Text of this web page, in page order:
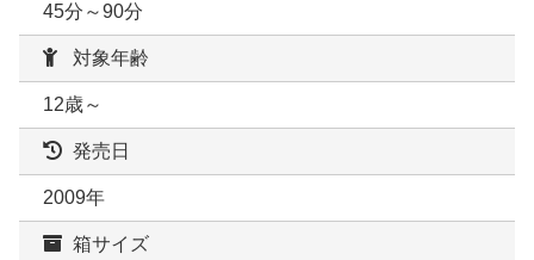
45分～90分
対象年齢
12歳～
発売日
2009年
箱サイズ